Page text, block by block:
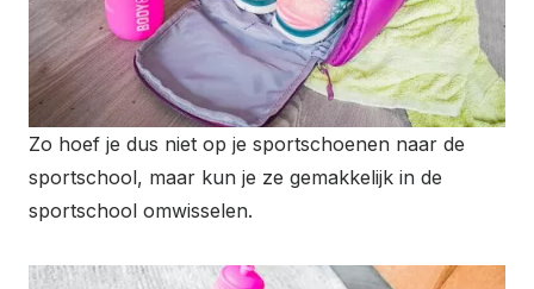
Zo hoef je dus niet op je sportschoenen naar de
sportschool, maar kun je ze gemakkelijk in de
sportschool omwisselen.